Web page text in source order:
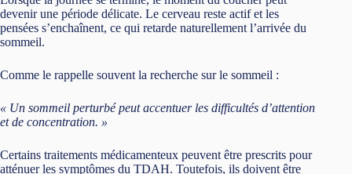
devenir une période délicate. Le cerveau reste actif et les
pensées s’enchaînent, ce qui retarde naturellement l’arrivée du
sommeil.
Comme le rappelle souvent la recherche sur le sommeil :
« Un sommeil perturbé peut accentuer les difficultés d’attention
et de concentration. »
Certains traitements médicamenteux peuvent être prescrits pour
atténuer les symptômes du TDAH. Toutefois, ils doivent être